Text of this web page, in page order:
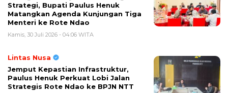
Strategi, Bupati Paulus Henuk
Matangkan Agenda Kunjungan Tiga
Menteri ke Rote Ndao
Kamis, 30 Juli 2026 - 04:06 WITA
Lintas Nusa
Jemput Kepastian Infrastruktur,
Paulus Henuk Perkuat Lobi Jalan
Strategis Rote Ndao ke BPJN NTT